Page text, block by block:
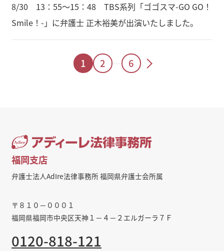
8/30 13：55～15：48 TBS系列「ゴゴスマ-GO GO！
Smile！-」に弁護士 正木裕美が出演いたしました。
1 2 … 6
福岡支店
弁護士法人AdIre法律事務所 福岡県弁護士会所属
〒８１０－０００１
福岡県福岡市中央区天神１－４－２エルガーラ７Ｆ
0120-818-121